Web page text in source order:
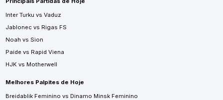
Inter Turku vs Vaduz
Jablonec vs Rigas FS
Noah vs Sion
Paide vs Rapid Viena
HJK vs Motherwell
Melhores Palpites de Hoje
Breidablik Feminino vs Dinamo Minsk Feminino